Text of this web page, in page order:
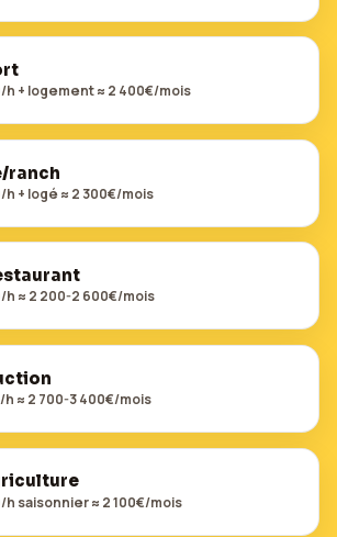
h + logement ≈ 2 400€/mois
ranch
h + logé ≈ 2 300€/mois
h ≈ 2 200-2 600€/mois
h ≈ 2 700-3 400€/mois
h saisonnier ≈ 2 100€/mois